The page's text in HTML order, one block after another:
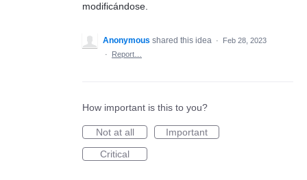
modificándose.
Anonymous shared this idea ·
Feb 28, 2023
·
Report…
How important is this to you?
Not at all
Important
Critical